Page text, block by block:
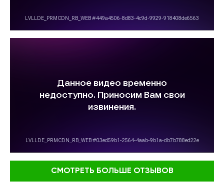
СМОТРЕТЬ БОЛЬШЕ ОТЗЫВОВ